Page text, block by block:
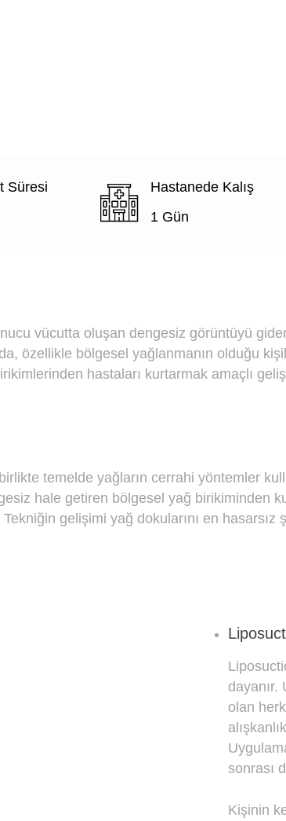
Süresi
Hastanede Kalış
1 Gün
vücutta oluşan dengesiz görüntüyü
özellikle bölgesel yağlanmanın olduğu
hastaları kurtarmak amaçlı
temelde yağların cerrahi yöntemler
hale getiren bölgesel yağ birikiminden
gelişimi yağ dokularını en
olan
sonrası
Kişinin